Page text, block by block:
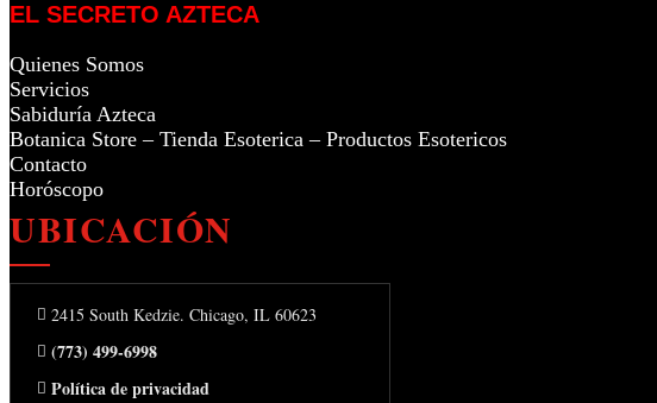
EL SECRETO AZTECA
Quienes Somos
Servicios
Sabiduría Azteca
Botanica Store – Tienda Esoterica – Productos Esotericos
Contacto
Horóscopo
UBICACIÓN
2415 South Kedzie. Chicago, IL 60623
(773) 499-6998
Política de privacidad